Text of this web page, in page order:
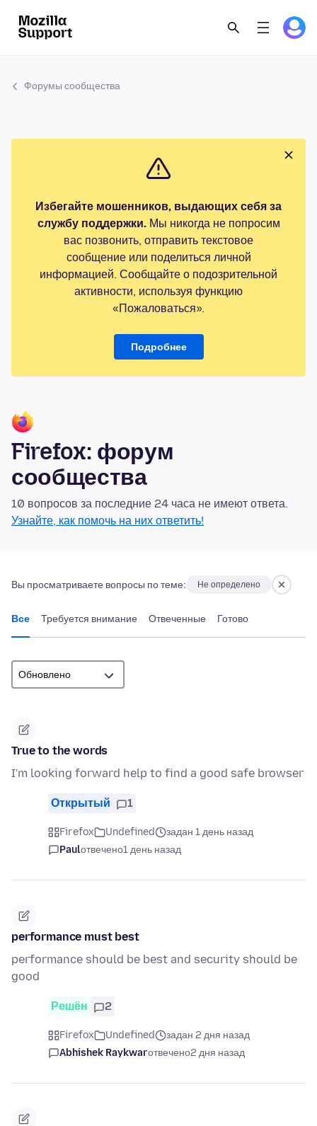
Форумы сообщества
Избегайте мошенников, выдающих себя за
службу поддержки.Мы никогда не попросим
вас позвонить, отправить текстовое
сообщение или поделиться личной
информацией. Сообщайте о подозрительной
активности, используя функцию
«Пожаловаться».
Подробнее
Firefox: форум
сообщества
10 вопросов за последние 24 часа не имеют ответа.
Узнайте, как помочь на них ответить!
Вы просматриваете вопросы по теме: Не определено
Все Требуется внимание Отвеченные Готово
True to the words
I'm looking forward help to find a good safe browser
Открытый 1
Firefox Undefined
задан 1 день назад
Paulотвечено1 день назад
performance must best
performance should be best and security should be
good
Решён 2
Firefox Undefined
задан 2 дня назад
Abhishek Raykwarотвечено2 дня назад